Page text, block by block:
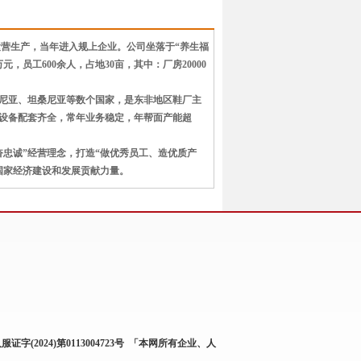
生产，当年进入规上企业。公司坐落于“养生福
，员工600余人，占地30亩，其中：厂房20000
亚、坦桑尼亚等数个国家，是东非地区鞋厂主
备配套齐全，常年业务稳定，年帮面产能超
诚”经营理念，打造“做优秀员工、造优质产
经济建设和发展贡献力量。
证字(2024)第0113004723号 「本网所有企业、人